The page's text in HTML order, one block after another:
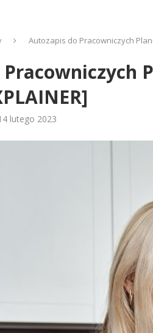
Autozapis do Pracowniczych
lutego 2023